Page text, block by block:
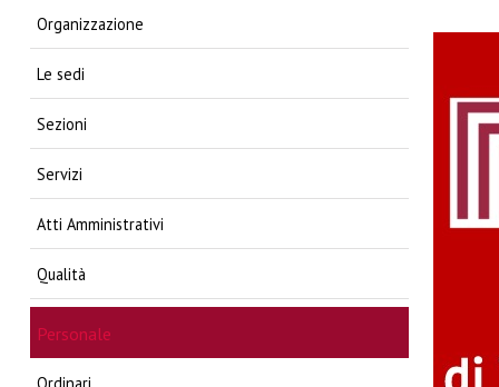
Organizzazione
Le sedi
Sezioni
Servizi
Atti Amministrativi
Qualità
Personale